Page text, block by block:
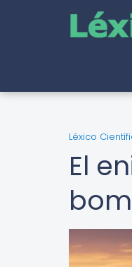
Léxico
El